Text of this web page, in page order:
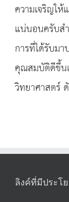
ความเจริญใ
แน่นอนครับส
การที่ได้รับม
คุณสมบัติดีขึ้น
วิทยาศาสตร์
ลิงค์ที่มีประโ